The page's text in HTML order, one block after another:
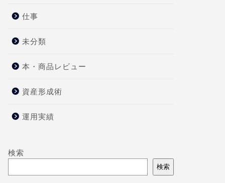
仕事
未分類
本・商品レビュー
資産形成術
運用実績
検索
検索